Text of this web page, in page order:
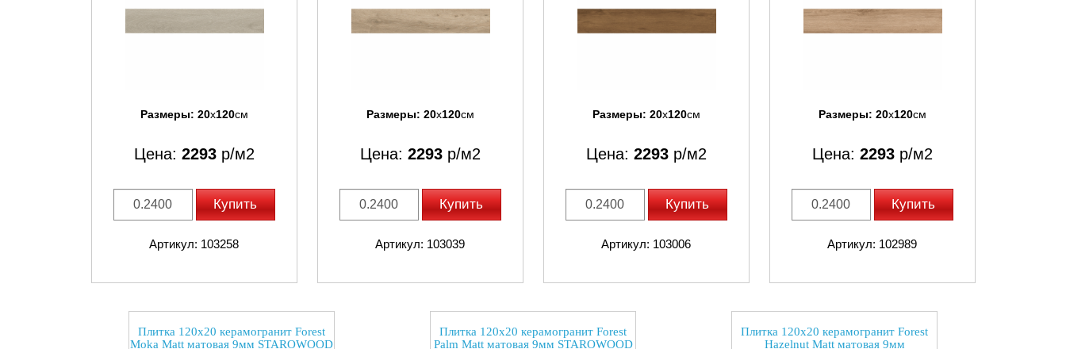
Размеры: 20x120см
Цена: 2293р/м2
Купить
Артикул: 103258
Размеры: 20x120см
Цена: 2293р/м2
Купить
Артикул: 103039
Размеры: 20x120см
Цена: 2293р/м2
Купить
Артикул: 103006
Размеры: 20x120см
Цена: 2293р/м2
Купить
Артикул: 102989
Плитка 120x20 керамогранит Forest
Moka Matt матовая 9мм STAROWOOD
Плитка 120x20 керамогранит Forest
Palm Matt матовая 9мм STAROWOOD
Плитка 120x20 керамогранит Forest
Hazelnut Matt матовая 9мм